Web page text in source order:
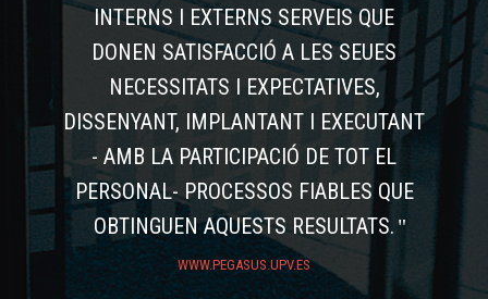
INTERNS I EXTERNS SERVEIS QUE
DONEN SATISFACCIÓ A LES SEUES
NECESSITATS I EXPECTATIVES,
DISSENYANT, IMPLANTANT I EXECUTANT
- AMB LA PARTICIPACIÓ DE TOT EL
PERSONAL- PROCESSOS FIABLES QUE
OBTINGUEN AQUESTS RESULTATS.
WWW.PEGASUS.UPV.ES